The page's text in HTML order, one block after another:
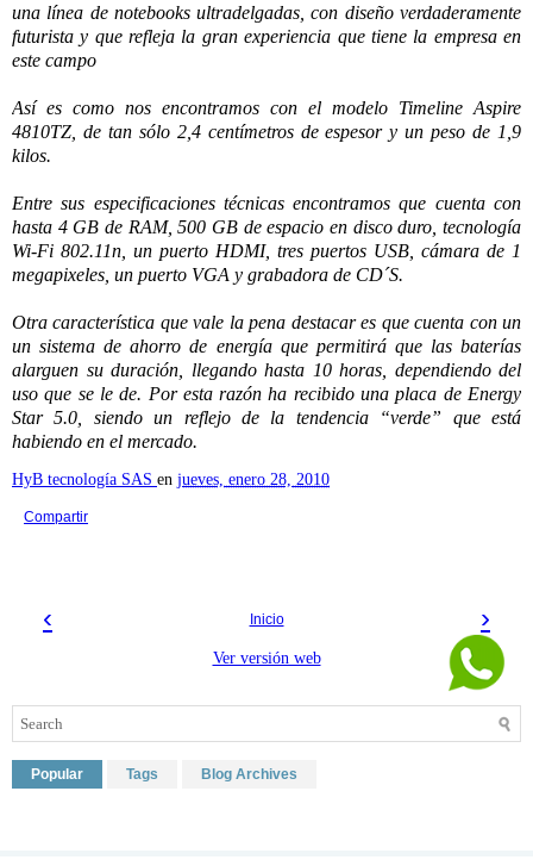
una línea de notebooks ultradelgadas, con diseño verdaderamente
futurista y que refleja la gran experiencia que tiene la empresa en
este campo
Así es como nos encontramos con el modelo Timeline Aspire
4810TZ, de tan sólo 2,4 centímetros de espesor y un peso de 1,9
kilos.
Entre sus especificaciones técnicas encontramos que cuenta con
hasta 4 GB de RAM, 500 GB de espacio en disco duro, tecnología
Wi-Fi 802.11n, un puerto HDMI, tres puertos USB, cámara de 1
megapixeles, un puerto VGA y grabadora de CD´S.
Otra característica que vale la pena destacar es que cuenta con un
un sistema de ahorro de energía que permitirá que las baterías
alarguen su duración, llegando hasta 10 horas, dependiendo del
uso que se le de. Por esta razón ha recibido una placa de Energy
Star 5.0, siendo un reflejo de la tendencia “verde” que está
habiendo en el mercado.
HyB tecnología SAS en jueves, enero 28, 2010
Compartir
‹ ›
Inicio
Ver versión web
Popular Tags Blog Archives